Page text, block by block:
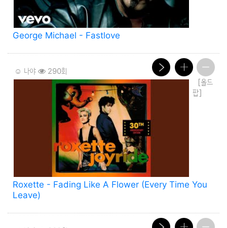
George Michael - Fastlove
☺️ 나야 290회
[올드
팝]
Roxette - Fading Like A Flower (Every Time You
Leave)